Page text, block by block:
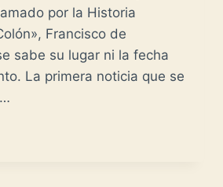
por la Historia
Francisco de
sabe su lugar ni la fecha
La primera noticia que se